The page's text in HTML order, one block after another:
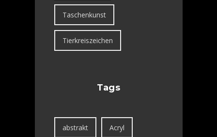
Taschenkunst
Tierkreiszeichen
Tags
abstrakt Acryl